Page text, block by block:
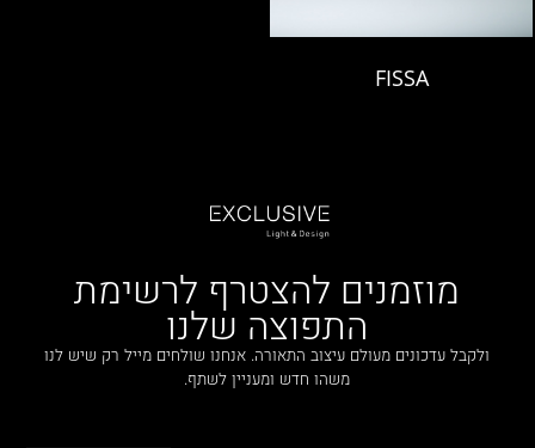
FISSA
מוזמנים להצטרף לרשימת
התפוצה שלנו
ולקבל עדכונים מעולם עיצוב התאורה. אנחנו שולחים מייל רק שיש לנו
משהו חדש ומעניין לשתף.